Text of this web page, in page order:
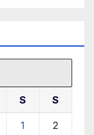
S S
1 2